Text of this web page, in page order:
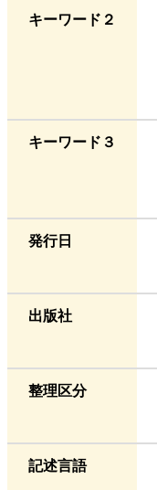
キーワード２
キーワード３
発行日
出版社
整理区分
記述言語